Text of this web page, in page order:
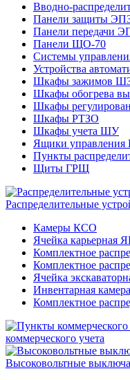
Вводно-
Панели защиты
Панели передачи
Панели ЩО-70
Системы
Устройства
Шкафы зажимов
Шкафы обогрева
Шкафы
Шкафы РТЗО
Шкафы учета ШУ
Ящики
Пункты
Щиты ГРЩ
Распределительные
Камеры КСО
Ячейка карьерная
Комплектное
Комплектное
Ячейка
Инвентарная
Комплектное
коммерческого учета
Высоковольтные